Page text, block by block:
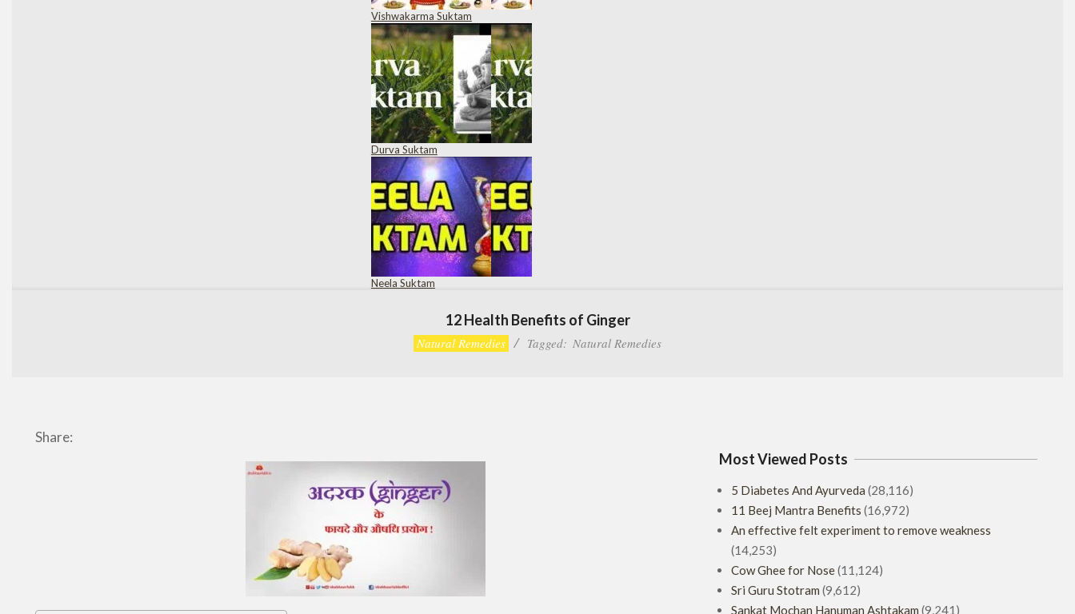
Vishwakarma Suktam
Durva Suktam
Neela Suktam
12 Health Benefits of Ginger
Natural Remedies Tagged: Natural Remedies
Share:
Most Viewed Posts
5 Diabetes And Ayurveda (28,116)
11 Beej Mantra Benefits (16,972)
An effective felt experiment to remove weakness
(14,253)
Cow Ghee for Nose(11,124)
Sri Guru Stotram (9,612)
Sankat Mochan Hanuman Ashtakam (9,241)